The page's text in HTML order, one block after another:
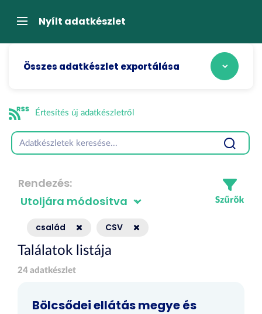
átugrásaNavigációNyílt adatkészlet
Összes adatkészlet exportálása
Értesítés új adatkészletről
Rendezés
család CSV
Találatok listája
24 adatkészlet
Bölcsődei ellátás megye és